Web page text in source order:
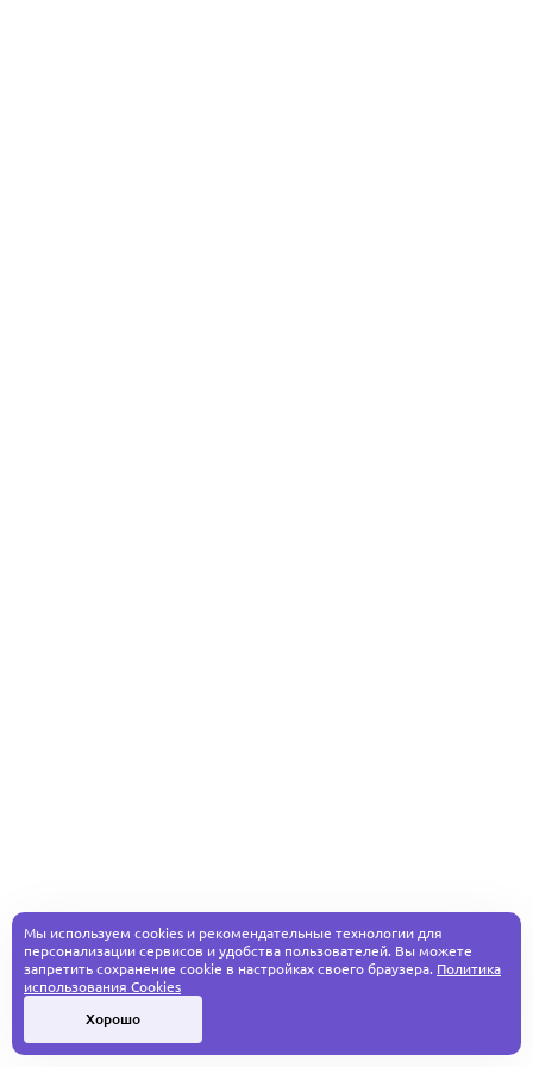
Мы используем cookies и рекомендательные технологии для
персонализации сервисов и удобства пользователей. Вы можете
запретить сохранение cookie в настройках своего браузера. Политика
использования Cookies
Хорошо